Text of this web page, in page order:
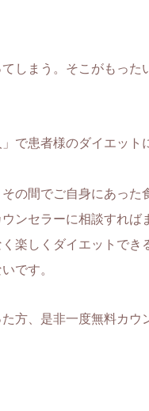
しまう。そこがもった
で患者様のダイエット
の間でご自身にあった
ンセラーに相談すれば
楽しくダイエットでき
です。
方、是非一度無料カウ